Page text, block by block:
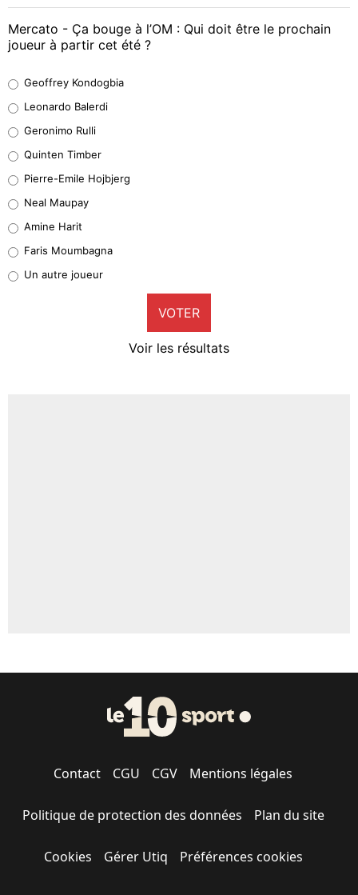
Mercato - Ça bouge à l’OM : Qui doit être le prochain
joueur à partir cet été ?
38%
32%
5%
1%
9%
Geoffrey Kondogbia
Leonardo Balerdi
Geronimo Rulli
Quinten Timber
Pierre-Emile Hojbjerg
Neal Maupay
Amine Harit
Faris Moumbagna
Un autre joueur
VOTER
Voir les résultats
Contact CGU CGV Mentions légales
Politique de protection des données Plan du site
Cookies Gérer Utiq Préférences cookies